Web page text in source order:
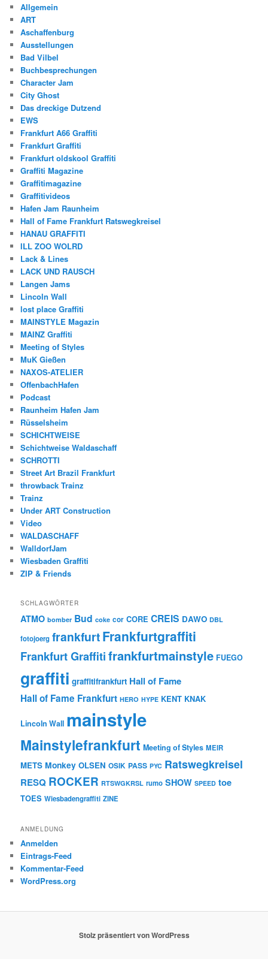
Allgemein
ART
Aschaffenburg
Ausstellungen
Bad Vilbel
Buchbesprechungen
Character Jam
City Ghost
Das dreckige Dutzend
EWS
Frankfurt A66 Graffiti
Frankfurt Graffiti
Frankfurt oldskool Graffiti
Graffiti Magazine
Graffitimagazine
Graffitivideos
Hafen Jam Raunheim
Hall of Fame Frankfurt Ratswegkreisel
HANAU GRAFFITI
ILL ZOO WOLRD
Lack & Lines
LACK UND RAUSCH
Langen Jams
Lincoln Wall
lost place Graffiti
MAINSTYLE Magazin
MAINZ Graffiti
Meeting of Styles
MuK Gießen
NAXOS-ATELIER
OffenbachHafen
Podcast
Raunheim Hafen Jam
Rüsselsheim
SCHICHTWEISE
Schichtweise Waldaschaff
SCHROTTI
Street Art Brazil Frankfurt
throwback Trainz
Trainz
Under ART Construction
Video
WALDASCHAFF
WalldorfJam
Wiesbaden Graffiti
ZIP & Friends
SCHLAGWÖRTER
ATMO bomber Bud coke cor CORE CREIS DAWO DBL
fotojoerg frankfurtFrankfurtgraffiti
Frankfurt Graffitifrankfurtmainstyle FUEGO
graffiti graffitifrankfurt Hall of Fame
Hall of Fame Frankfurt HERO HYPE KENT KNAK
Lincoln Wall mainstyle
Mainstylefrankfurt Meeting of Styles MEIR
METS Monkey OLSEN OSIK PASS PYC Ratswegkreisel
RESQ ROCKER RTSWGKRSL rumo SHOW SPEED toe
TOES Wiesbadengraffiti ZINE
ANMELDUNG
Anmelden
Eintrags-Feed
Kommentar-Feed
WordPress.org
Stolz präsentiert von WordPress